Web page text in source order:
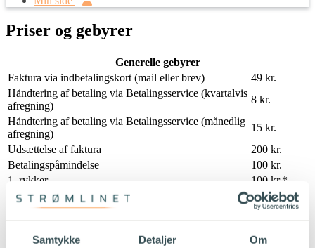
Samtykke Detaljer Om
Priser og gebyrer
Generelle gebyrer
Faktura via indbetalingskort (mail eller brev)
49 kr.
Håndtering af betaling via Betalingsservice (kvartalvis
afregning)
8 kr.
Håndtering af betaling via Betalingsservice (månedlig
afregning)
15 kr.
Udsættelse af faktura
200 kr.
Betalingspåmindelse
100 kr.
1. rykker
100 kr.*
2. rykker
100 kr.*
Inkassoskrivelse
100 kr.
Opsigele af kontrakt uden binding
0 kr.